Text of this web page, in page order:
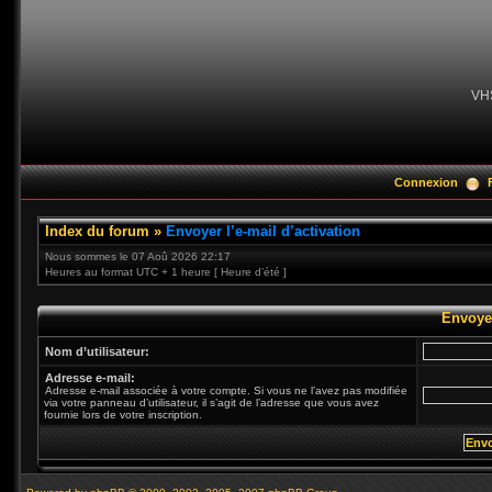
Connexion
Index du forum » Envoyer l’e-mail d’activation
Nous sommes le 07 Aoû 2026 22:17
Heures au format UTC + 1 heure [ Heure d’été ]
Nom d’utilisateur:
Adresse e-mail:
Adresse e-mail associée à votre compte. Si vous ne l’avez pas modifiée
via votre panneau d’utilisateur, il s’agit de l’adresse que vous avez
fournie lors de votre inscription.